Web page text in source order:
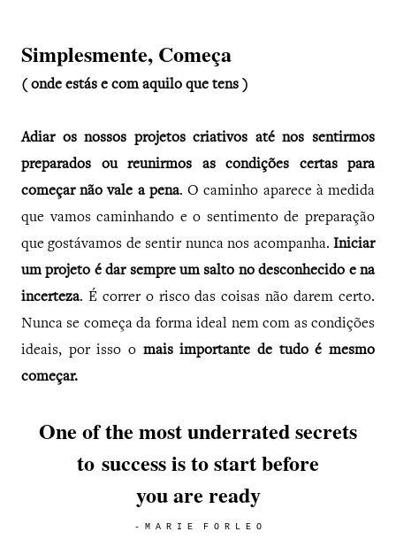
Simplesmente, Começa
( onde estás e com aquilo que tens )
Adiar os nossos projetos criativos até nos sentirmos
preparados ou reunirmos as condições certas para
começar não vale a pena. O caminho aparece à medida
que vamos caminhando e o sentimento de preparação
que gostávamos de sentir nunca nos acompanha. Iniciar
um projeto é dar sempre um salto no desconhecido e na
incerteza. É correr o risco das coisas não darem certo.
Nunca se começa da forma ideal nem com as condições
ideais, por isso o mais importante de tudo é mesmo
começar.
One of the most underrated secrets
to success is to start before
you are ready
- M A R I E F O R L E O